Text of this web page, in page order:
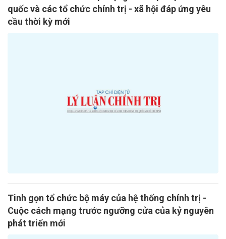
quốc và các tổ chức chính trị - xã hội đáp ứng yêu
cầu thời kỳ mới
Tinh gọn tổ chức bộ máy của hệ thống chính trị -
Cuộc cách mạng trước ngưỡng cửa của kỷ nguyên
phát triển mới